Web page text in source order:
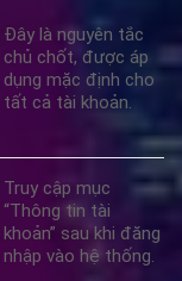
Đây là nguyên tắc
chủ chốt, được áp
dụng mặc định cho
tất cả tài khoản.
Truy cập mục
“Thông tin tài
khoản” sau khi đăng
nhập vào hệ thống.